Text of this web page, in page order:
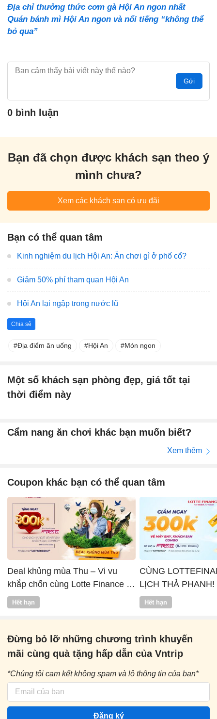
Địa chỉ thưởng thức cơm gà Hội An ngon nhất
Quán bánh mì Hội An ngon và nổi tiếng “không thể
bỏ qua”
Gửi
0 bình luận
Bạn đã chọn được khách sạn theo ý
mình chưa?
Xem các khách sạn có ưu đãi
Bạn có thể quan tâm
Kinh nghiệm du lịch Hội An: Ăn chơi gì ở phố cổ?
Giảm 50% phí tham quan Hội An
Hội An lại ngập trong nước lũ
Chia sẻ
Địa điểm ăn uống Hội An Món ngon
Một số khách sạn phòng đẹp, giá tốt tại
thời điểm này
Cẩm nang ăn chơi khác bạn muốn biết?
Xem thêm
Coupon khác bạn có thể quan tâm
Deal khủng mùa Thu – Vi vu
khắp chốn cùng Lotte Finance x
Vntrip
Hết hạn
CÙNG
LỊCH THẢ PHANH!
Hết hạn
Đừng bỏ lỡ những chương trình khuyến
mãi cùng quà tặng hấp dẫn của Vntrip
*Chúng tôi cam kết không spam và lộ thông tin của bạn*
Đăng ký